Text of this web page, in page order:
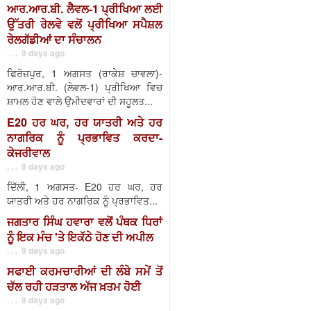
ਆਰ.ਆਰ.ਬੀ. ਲੈਵਲ-1 ਪ੍ਰੀਖਿਆ ਲਈ
ਉੱਤਰੀ ਰੇਲਵੇ ਵਲੋਂ ਪ੍ਰੀਖਿਆ ਸਪੈਸ਼ਲ
ਰੇਲਗੱਡੀਆਂ ਦਾ ਸੰਚਾਲਨ
. . . 9 days ago
ਫਿਰੋਜ਼ਪੁਰ, 1 ਅਗਸਤ (ਰਾਕੇਸ਼ ਚਾਵਲਾ)-
ਆਰ.ਆਰ.ਬੀ. (ਲੇਵਲ-1) ਪ੍ਰੀਖਿਆ ਵਿਚ
ਸ਼ਾਮਲ ਹੋਣ ਵਾਲੇ ਉਮੀਦਵਾਰਾਂ ਦੀ ਸਹੂਲਤ...
E20 ਹਰ ਘਰ, ਹਰ ਯਾਤਰੀ ਅਤੇ ਹਰ
ਨਾਗਰਿਕ ਨੂੰ ਪ੍ਰਭਾਵਿਤ ਕਰਦਾ-
ਕੇਜਰੀਵਾਲ
. . . 9 days ago
ਦਿੱਲੀ, 1 ਅਗਸਤ- E20 ਹਰ ਘਰ, ਹਰ
ਯਾਤਰੀ ਅਤੇ ਹਰ ਨਾਗਰਿਕ ਨੂੰ ਪ੍ਰਭਾਵਿਤ...
ਜਗਤਾਰ ਸਿੰਘ ਹਵਾਰਾ ਵਲੋਂ ਪੰਥਕ ਧਿਰਾਂ
ਨੂੰ ਇਕ ਮੰਚ 'ਤੇ ਇਕੱਠੇ ਹੋਣ ਦੀ ਅਪੀਲ
. . . 9 days ago
ਸਫਾਈ ਕਰਮਚਾਰੀਆਂ ਦੀ ਲੰਬੇ ਸਮੇਂ ਤੋਂ
ਚੱਲ ਰਹੀ ਹੜਤਾਲ ਅੱਜ ਖ਼ਤਮ ਹੋਈ
. . . 9 days ago